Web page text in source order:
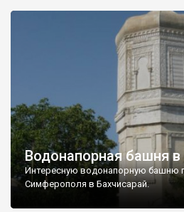
Водонапорная башня
Интересную водонапорную башню
Симферополя в Бахчисарай.